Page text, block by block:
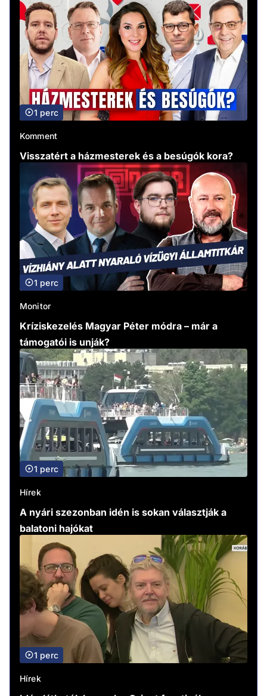
1 perc
Komment
Visszatért a házmesterek és a besúgók kora?
1 perc
Monitor
Kríziskezelés Magyar Péter módra – már a
támogatói is unják?
1 perc
Hírek
A nyári szezonban idén is sokan választják a
balatoni hajókat
1 perc
Hírek